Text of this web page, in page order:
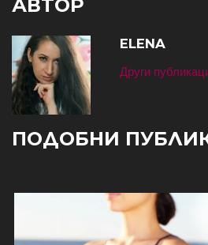
АВТОР
ELENA
Други
ПОДОБНИ